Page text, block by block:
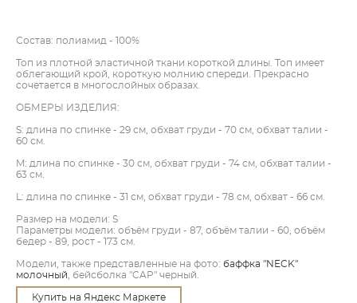
Состав: полиамид - 100%
Топ из плотной эластичной ткани короткой длины. Топ имеет
облегающий крой, короткую молнию спереди. Прекрасно
сочетается в многослойных образах.
ОБМЕРЫ ИЗДЕЛИЯ:
S: длина по спинке - 29 см, обхват груди - 70 см, обхват талии -
60 см.
M: длина по спинке - 30 см, обхват груди - 74 см, обхват талии -
63 см.
L: длина по спинке - 31 см, обхват груди - 78 см, обхват - 66 см.
Размер на модели: S
Параметры модели: объём груди - 87, объём талии - 60, объём
бедер - 89, рост - 173 см.
Модели, также представленные на фото: баффка "NECK"
молочный , бейсболка "CAP" черный.
Купить на Яндекс Маркете